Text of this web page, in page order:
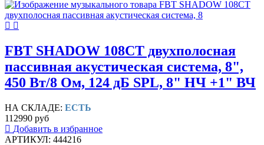
FBT SHADOW 108CT двухполосная
пассивная акустическая система, 8",
450 Вт/8 Ом, 124 дБ SPL, 8" НЧ +1" ВЧ
НА СКЛАДЕ: ЕСТЬ
112990 руб
Добавить в избранное
АРТИКУЛ: 444216